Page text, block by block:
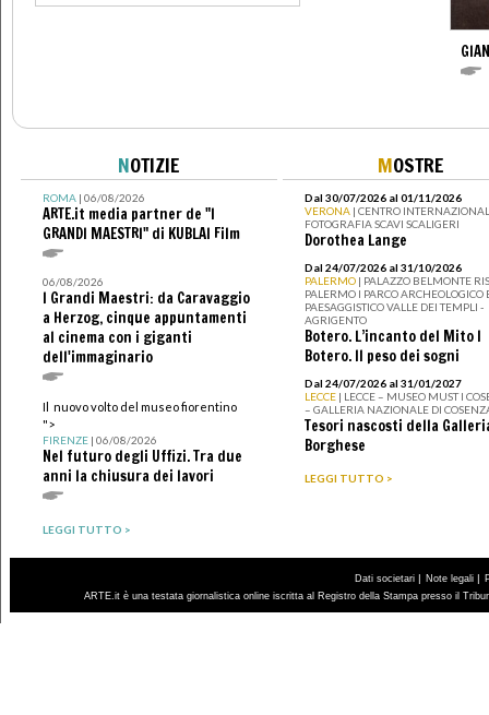
NOTIZIE
ROMA| 06/08/2026
ARTE.it media partner de "I
GRANDI MAESTRI" di KUBLAI Film
06/08/2026
I Grandi Maestri: da Caravaggio
a Herzog, cinque appuntamenti
al cinema con i giganti
dell'immaginario
Il nuovo volto del museo fiorentino
">
FIRENZE| 06/08/2026
Nel futuro degli Uffizi. Tra due
anni la chiusura dei lavori
LEGGI TUTTO >
MOSTRE
Dal 30/07/2026 al 01/11/2026
VERONA | CENTRO
FOTOGRAFIA SCAVI SCALIGERI
Dorothea Lange
Dal 24/07/2026 al 31/10/2026
PALERMO | PALAZZO BELMONTE
PALERMO I PARCO ARCHEOLOGICO
PAESAGGISTICO VALLE DEI TEMPLI -
AGRIGENTO
Botero. L’incanto del Mito I
Botero. Il peso dei sogni
Dal 24/07/2026 al 31/01/2027
LECCE | LECCE – MUSEO MUST I
– GALLERIA NAZIONALE DI
Tesori nascosti della
Borghese
LEGGI TUTTO >
Dati societari | Note legali |
ARTE.it è una testata giornalistica online iscritta al Registro della Stampa presso il